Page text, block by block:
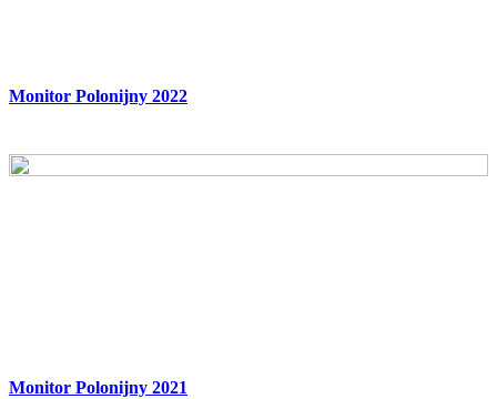
Monitor Polonijny 2022
Monitor Polonijny 2021